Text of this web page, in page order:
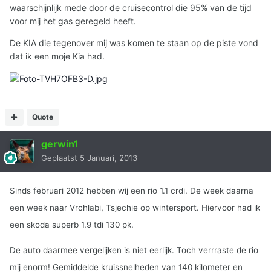
waarschijnlijk mede door de cruisecontrol die 95% van de tijd
voor mij het gas geregeld heeft.
De KIA die tegenover mij was komen te staan op de piste vond
dat ik een moje Kia had.
Quote
gerwin1
Geplaatst 5 Januari, 2013
Sinds februari 2012 hebben wij een rio 1.1 crdi. De week daarna
een week naar Vrchlabi, Tsjechie op wintersport. Hiervoor had ik
een skoda superb 1.9 tdi 130 pk.
De auto daarmee vergelijken is niet eerlijk. Toch verrraste de rio
mij enorm! Gemiddelde kruissnelheden van 140 kilometer en